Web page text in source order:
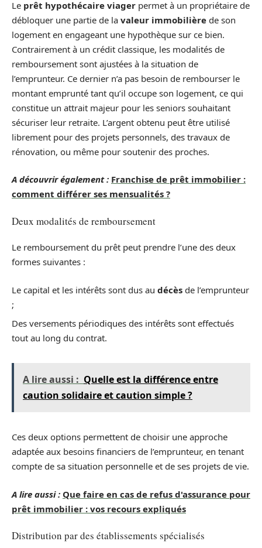
Le prêt hypothécaire viager permet à un propriétaire de
débloquer une partie de la valeur immobilière de son
logement en engageant une hypothèque sur ce bien.
Contrairement à un crédit classique, les modalités de
remboursement sont ajustées à la situation de
l’emprunteur. Ce dernier n’a pas besoin de rembourser le
montant emprunté tant qu’il occupe son logement, ce qui
constitue un attrait majeur pour les seniors souhaitant
sécuriser leur retraite. L’argent obtenu peut être utilisé
librement pour des projets personnels, des travaux de
rénovation, ou même pour soutenir des proches.
A découvrir également : Franchise de prêt immobilier :
comment différer ses mensualités ?
Deux modalités de remboursement
Le remboursement du prêt peut prendre l’une des deux
formes suivantes :
Le capital et les intérêts sont dus au décès de l’emprunteur
;
Des versements périodiques des intérêts sont effectués
tout au long du contrat.
A lire aussi : Quelle est la différence entre
caution solidaire et caution simple ?
Ces deux options permettent de choisir une approche
adaptée aux besoins financiers de l’emprunteur, en tenant
compte de sa situation personnelle et de ses projets de vie.
A lire aussi : Que faire en cas de refus d'assurance pour
prêt immobilier : vos recours expliqués
Distribution par des établissements spécialisés